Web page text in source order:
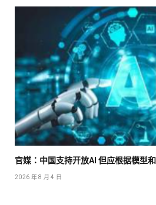
官媒：中国支持开放AI 但应根据模型
2026 年 8 月 4 日